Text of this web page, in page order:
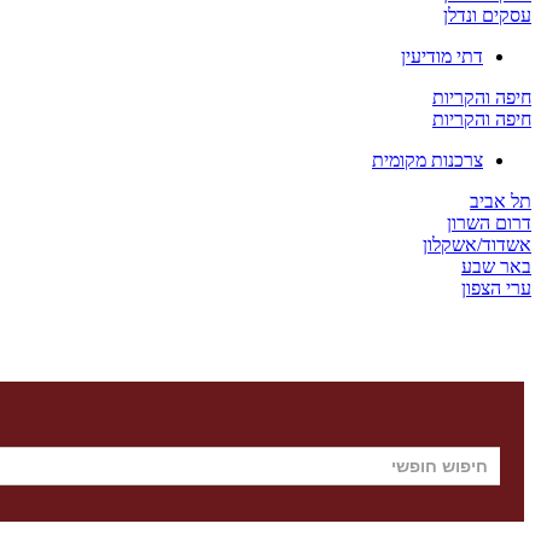
עסקים ונדלן
דתי מודיעין
חיפה והקריות
חיפה והקריות
צרכנות מקומית
תל אביב
דרום השרון
אשדוד/אשקלון
באר שבע
ערי הצפון